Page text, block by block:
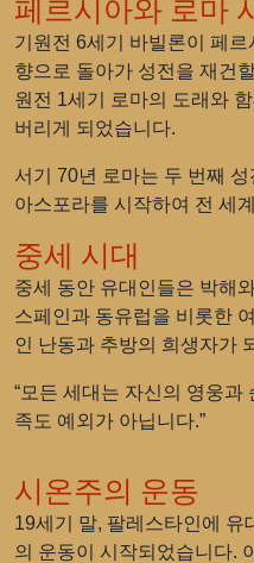
페르시아와 로마
기원전 6세기 바빌론이 페
향으로 돌아가 성전을 재건
원전 1세기 로마의 도래와
버리게 되었습니다.
서기 70년 로마는 두 번째
아스포라를 시작하여 전 세
중세 시대
중세 동안 유대인들은 박해
스페인과 동유럽을 비롯한
인 난동과 추방의 희생자가
“모든 세대는 자신의 영웅과
족도 예외가 아닙니다.”
시온주의 운동
19세기 말, 팔레스타인에 유
의 운동이 시작되었습니다.